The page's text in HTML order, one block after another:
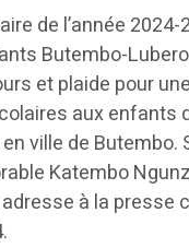
de l’année 2024-
Butembo-
et plaide pour
aux enfants
ville de Butembo.
Katembo
à la presse